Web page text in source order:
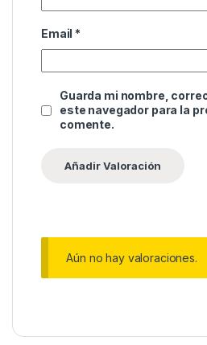
Email *
Guarda mi nombre,
este navegador para la
comente.
Aún no hay valoraciones.